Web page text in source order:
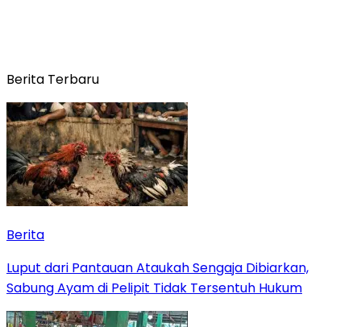
Berita Terbaru
Berita
Luput dari Pantauan Ataukah Sengaja Dibiarkan,
Sabung Ayam di Pelipit Tidak Tersentuh Hukum